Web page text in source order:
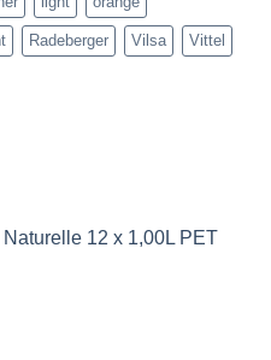
Radeberger Vilsa Vittel
12 x 1,00L PET